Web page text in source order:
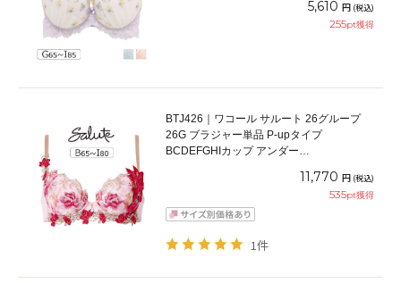
5,610 円 (税込)
255pt獲得
BTJ426｜ワコール サルート 26グループ
26G ブラジャー単品 P-upタイプ
BCDEFGHIカップ アンダー
11,770 円 (税込)
535pt獲得
1件